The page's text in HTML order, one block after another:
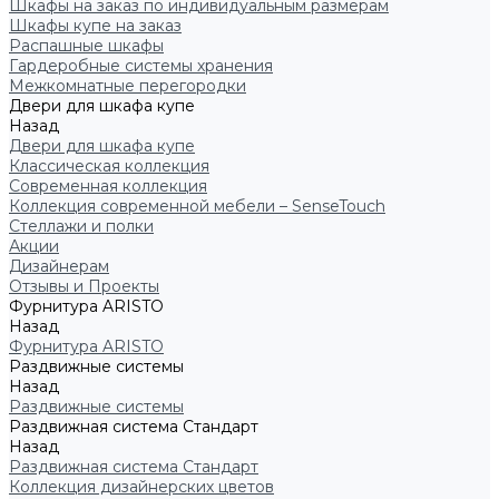
Шкафы на заказ по индивидуальным размерам
Шкафы купе на заказ
Распашные шкафы
Гардеробные системы хранения
Межкомнатные перегородки
Двери для шкафа купе
Назад
Двери для шкафа купе
Классическая коллекция
Современная коллекция
Коллекция современной мебели – SenseTouch
Стеллажи и полки
Акции
Дизайнерам
Отзывы и Проекты
Фурнитура ARISTO
Назад
Фурнитура ARISTO
Раздвижные системы
Назад
Раздвижные системы
Раздвижная система Стандарт
Назад
Раздвижная система Стандарт
Коллекция дизайнерских цветов